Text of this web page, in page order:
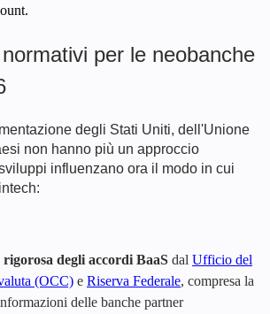
per le neobanche
degli Stati Uniti, dell'Unione
non hanno più un approccio
influenzano ora il modo in cui
degli accordi BaaS dal Ufficio del
(OCC) e Riserva Federale, compresa la
delle banche partner